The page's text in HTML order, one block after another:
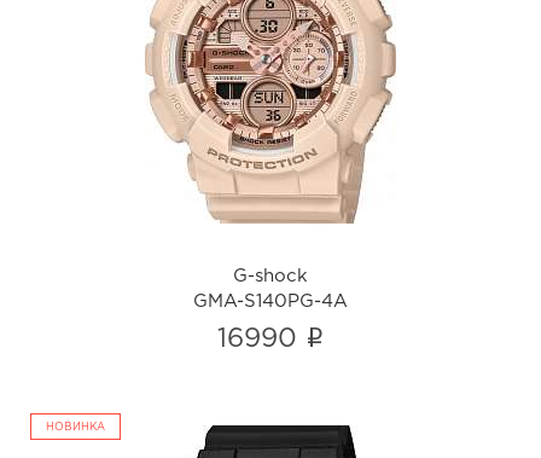
G-shock
GMA-S140PG-4A
i
G-shock
GMA-S140PG-4A
16990 i
НОВИНКА